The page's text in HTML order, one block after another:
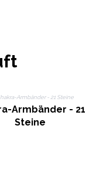
Armbänder - 21
Steine